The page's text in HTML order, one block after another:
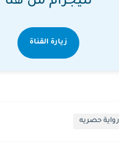
زيارة القناة
رواية حصريه